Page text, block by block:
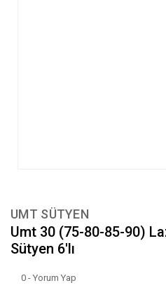
UMT SÜTYEN
Umt 30 (75-80-85-90)
Sütyen 6'lı
0 - Yorum Yap